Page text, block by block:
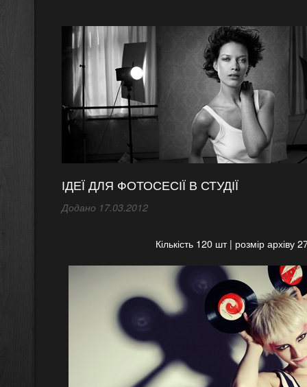
ІДЕЇ ​​ДЛЯ ФОТОСЕСІЇ В СТУДІЇ
Додано 17.03.2012
Кількість 120 шт | розмір архіву